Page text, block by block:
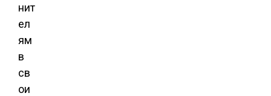
нит
ел
ям
в
св
ои